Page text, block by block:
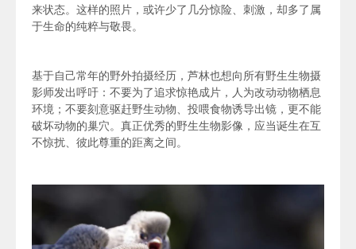
来状态。这样的照片，或许少了几分惊险、刺激，却多了属
于生命的纯粹与敬畏。
基于自己常年的野外拍摄经历，芦林也想向所有野生生物摄
影师发出呼吁：不要为了追求惊艳成片，人为改动动物栖息
环境；不要刻意驱赶野生动物、投喂食物诱导出镜，更不能
破坏动物的巢穴。真正优秀的野生生物影像，应当诞生在互
不惊扰、彼此尊重的距离之间。